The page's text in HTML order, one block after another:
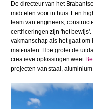
De directeur van het
middelen voor in huis. Een
team van engineers,
certificeringen zijn 'het
vakmanschap als het gaat
materialen. Hoe groter de
creatieve oplossingen weet
projecten van staal,